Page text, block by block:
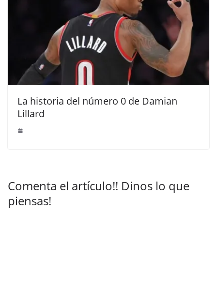
La historia del número 0 de Damian
Lillard
Comenta el artículo!! Dinos lo que
piensas!